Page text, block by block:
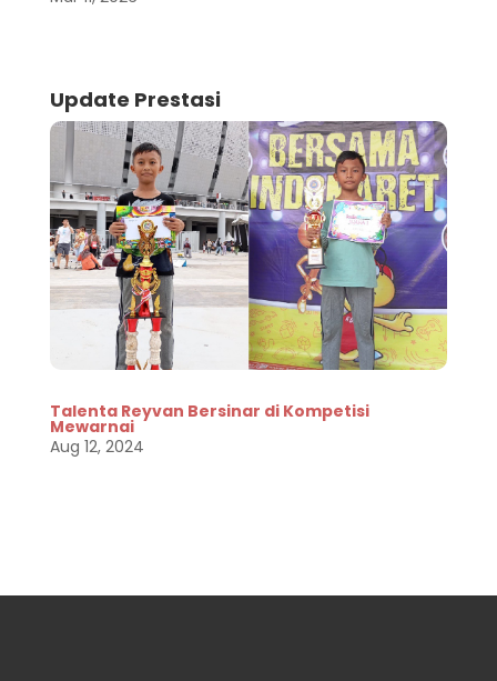
Update Prestasi
Talenta Reyvan Bersinar di Kompetisi
Mewarnai
Aug 12, 2024